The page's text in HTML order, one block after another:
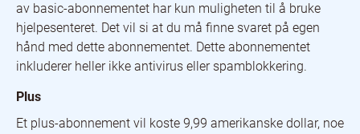
av basic-abonnementet har kun muligheten til å bruke
hjelpesenteret. Det vil si at du må finne svaret på egen
hånd med dette abonnementet. Dette abonnementet
inkluderer heller ikke antivirus eller spamblokkering.
Plus
Et plus-abonnement vil koste 9,99 amerikanske dollar, noe